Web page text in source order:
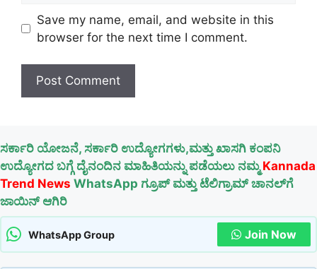
Save my name, email, and website in this
browser for the next time I comment.
ಸರ್ಕಾರಿ ಯೋಜನೆ, ಸರ್ಕಾರಿ ಉದ್ಯೋಗಗಳು,ಮತ್ತು ಖಾಸಗಿ ಕಂಪನಿ
ಉದ್ಯೋಗದ ಬಗ್ಗೆ ದೈನಂದಿನ ಮಾಹಿತಿಯನ್ನು ಪಡೆಯಲು ನಮ್ಮKannada
Trend News WhatsApp ಗ್ರೂಪ್ ಮತ್ತು ಟೆಲಿಗ್ರಾಮ್ ಚಾನಲ್‌ಗೆ
ಜಾಯಿನ್ ಆಗಿರಿ
WhatsApp Group Join Now